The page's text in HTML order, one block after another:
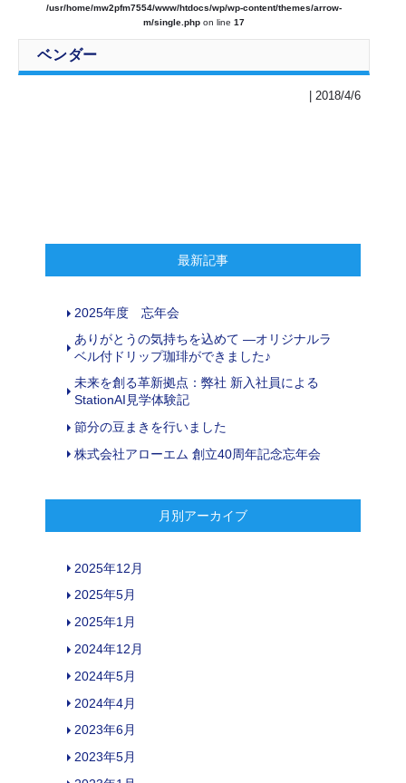
/usr/home/mw2pfm7554/www/htdocs/wp/wp-content/themes/arrow-
m/single.php on line 17
ベンダー
| 2018/4/6
最新記事
2025年度 忘年会
ありがとうの気持ちを込めて ―オリジナルラ
ベル付ドリップ珈琲ができました♪
未来を創る革新拠点：弊社 新入社員による
StationAI見学体験記
節分の豆まきを行いました
株式会社アローエム 創立40周年記念忘年会
月別アーカイブ
2025年12月
2025年5月
2025年1月
2024年12月
2024年5月
2024年4月
2023年6月
2023年5月